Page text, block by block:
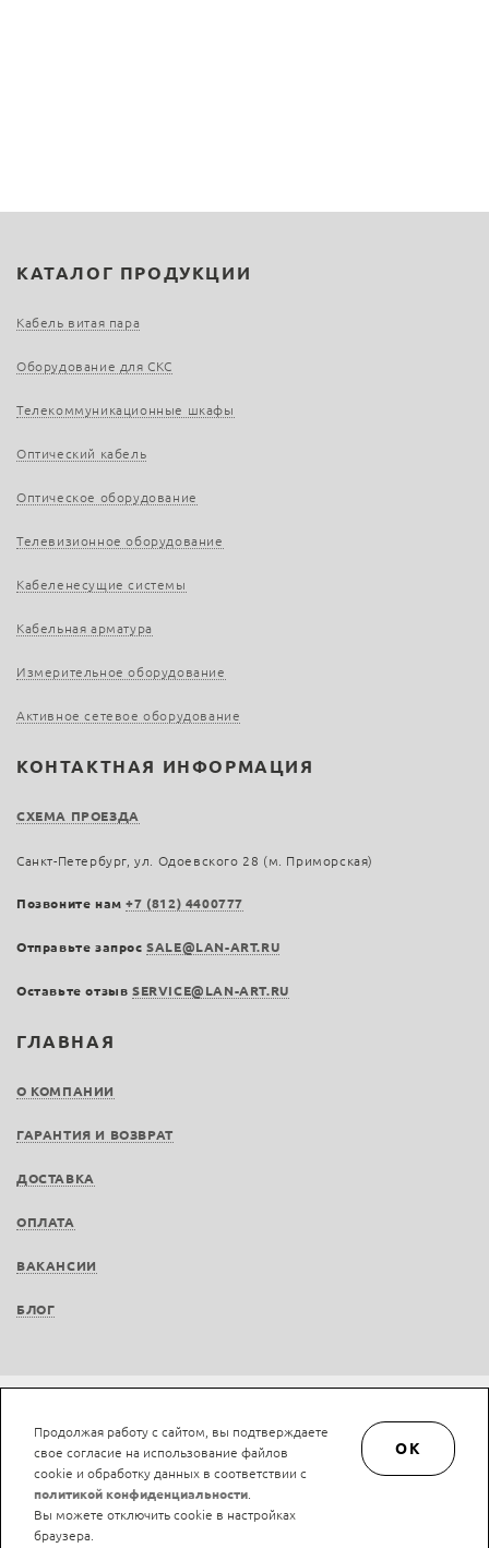
ГЛАВНАЯ
О КОМПАНИИ
ГАРАНТИЯ И ВОЗВРАТ
ДОСТАВКА
ОПЛАТА
ВАКАНСИИ
БЛОГ
КАТАЛОГ ПРОДУКЦИИ
Кабель витая пара
Оборудование для СКС
Телекоммуникационные шкафы
Оптический кабель
Оптическое оборудование
Телевизионное оборудование
Кабеленесущие системы
Кабельная арматура
Измерительное оборудование
Активное сетевое оборудование
КОНТАКТНАЯ ИНФОРМАЦИЯ
СХЕМА ПРОЕЗДА
Санкт-Петербург, ул. Одоевского 28 (м. Приморская)
Позвоните нам+7 (812) 4400777
Отправьте запросSALE@LAN-ART.RU
Оставьте отзыв SERVICE@LAN-ART.RU
Не является публичной офертой © LAN-art.ru, 2013—2026. Все права защищены.
Политика конфиденциальности.
Положение об обработке и защите персональных
данных.
Продолжая работу с сайтом, вы подтверждаете
свое согласие на использование файлов
cookie и обработку данных в соответствии с
политикой конфиденциальности
Вы можете отключить cookie в настройках
браузера.
OK